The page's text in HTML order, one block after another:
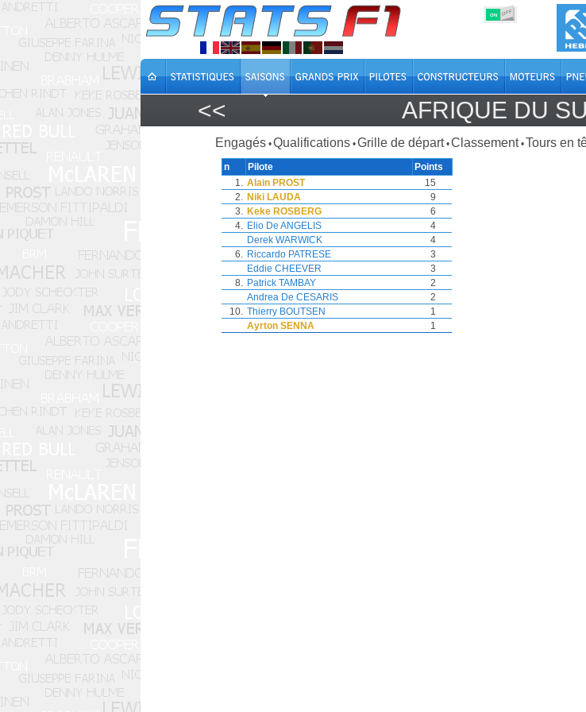
ON OFF
<< AFRIQUE DU
Engagés •Qualifications •Grille de départ •Classement •Tours en
n Pilote
Points
1. Alain PROST
15
2. Niki LAUDA
9
3. Keke ROSBERG
6
4. Elio De ANGELIS
4
Derek WARWICK
4
6. Riccardo PATRESE
3
Eddie CHEEVER
3
8. Patrick TAMBAY
2
Andrea De CESARIS
2
10. Thierry BOUTSEN
1
Ayrton SENNA
1